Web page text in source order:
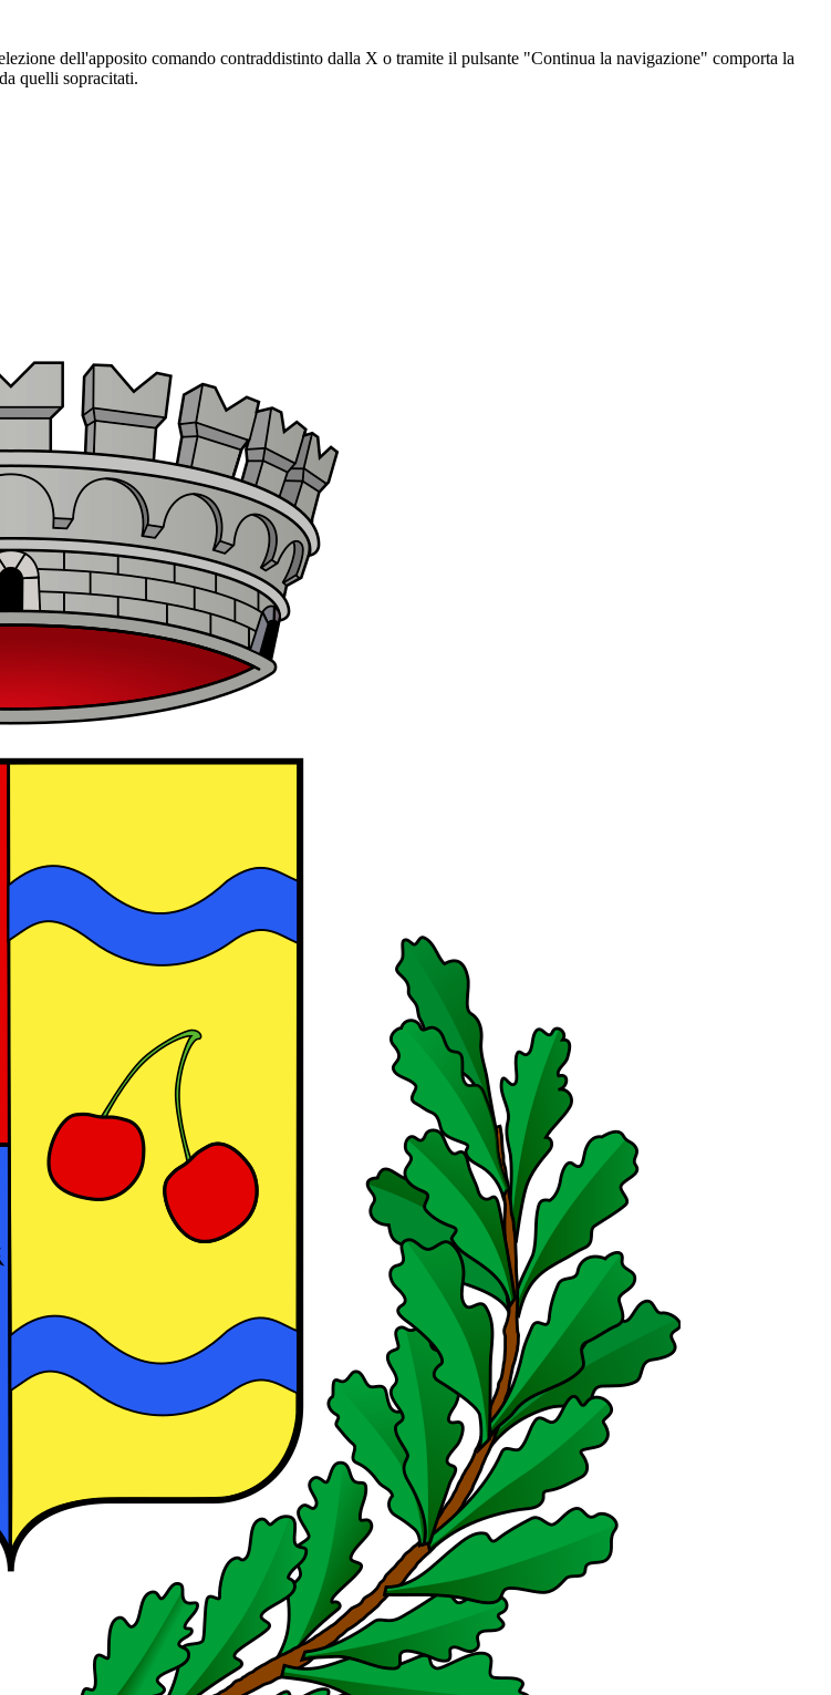
dell'apposito comando contraddistinto dalla X o tramite il pulsante "Continua la navigazione" comporta la
quelli sopracitati.